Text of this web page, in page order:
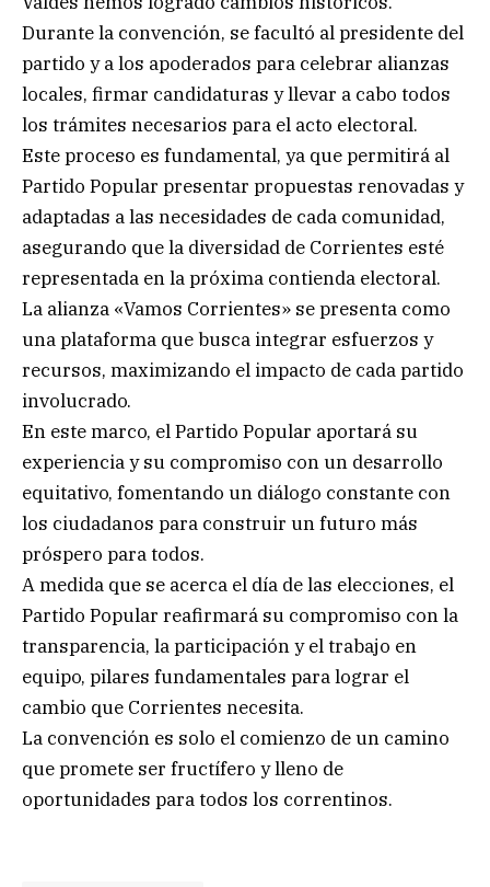
Durante la convención, se facultó al presidente del
partido y a los apoderados para celebrar alianzas
locales, firmar candidaturas y llevar a cabo todos
los trámites necesarios para el acto electoral.
Este proceso es fundamental, ya que permitirá al
Partido Popular presentar propuestas renovadas y
adaptadas a las necesidades de cada comunidad,
asegurando que la diversidad de Corrientes esté
representada en la próxima contienda electoral.
La alianza «Vamos Corrientes» se presenta como
una plataforma que busca integrar esfuerzos y
recursos, maximizando el impacto de cada partido
involucrado.
En este marco, el Partido Popular aportará su
experiencia y su compromiso con un desarrollo
equitativo, fomentando un diálogo constante con
los ciudadanos para construir un futuro más
próspero para todos.
A medida que se acerca el día de las elecciones, el
Partido Popular reafirmará su compromiso con la
transparencia, la participación y el trabajo en
equipo, pilares fundamentales para lograr el
cambio que Corrientes necesita.
La convención es solo el comienzo de un camino
que promete ser fructífero y lleno de
oportunidades para todos los correntinos.